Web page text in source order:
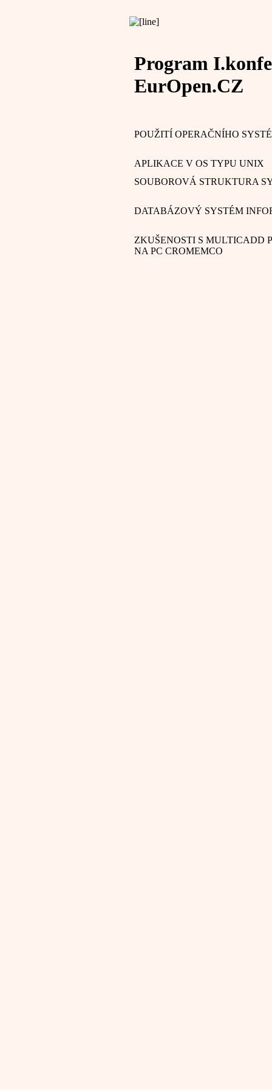
Program
EurOpen.CZ
POUŽITÍ OPERAČNÍHO
APLIKACE V OS TYPU UNIX
SOUBOROVÁ STRUKTURA
DATABÁZOVÝ SYSTÉM
ZKUŠENOSTI S MULTICADD
NA PC CROMEMCO